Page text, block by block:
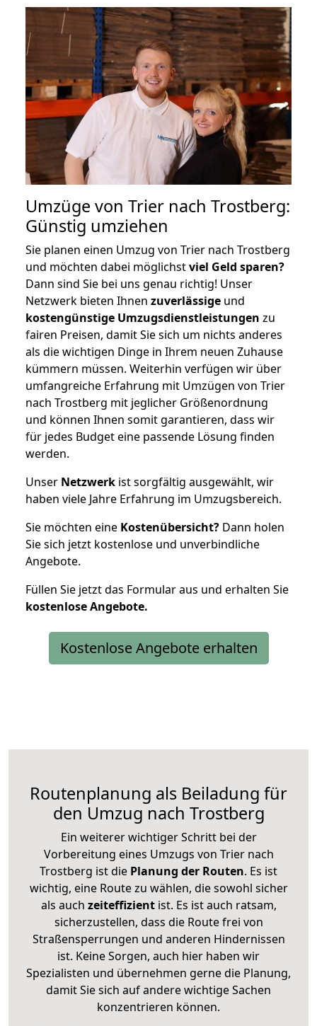
Umzüge von Trier nach Trostberg:
Günstig umziehen
Sie planen einen Umzug von Trier nach Trostberg
und möchten dabei möglichstviel Geld sparen?
Dann sind Sie bei uns genau richtig! Unser
Netzwerk bieten Ihnen zuverlässige und
kostengünstige Umzugsdienstleistungen zu
fairen Preisen, damit Sie sich um nichts anderes
als die wichtigen Dinge in Ihrem neuen Zuhause
kümmern müssen. Weiterhin verfügen wir über
umfangreiche Erfahrung mit Umzügen von Trier
nach Trostberg mit jeglicher Größenordnung
und können Ihnen somit garantieren, dass wir
für jedes Budget eine passende Lösung finden
werden.
Unser Netzwerk ist sorgfältig ausgewählt, wir
haben viele Jahre Erfahrung im Umzugsbereich.
Sie möchten eine Kostenübersicht? Dann holen
Sie sich jetzt kostenlose und unverbindliche
Angebote.
Füllen Sie jetzt das Formular aus und erhalten Sie
kostenloseAngebote.
Kostenlose Angebote erhalten
Routenplanung als Beiladung für
den Umzug nach Trostberg
Ein weiterer wichtiger Schritt bei der
Vorbereitung eines Umzugs von Trier nach
Trostberg ist die Planung der Routen. Es ist
wichtig, eine Route zu wählen, die sowohl sicher
als auch zeiteffizientist. Es ist auch ratsam,
sicherzustellen, dass die Route frei von
Straßensperrungen und anderen Hindernissen
ist. Keine Sorgen, auch hier haben wir
Spezialisten und übernehmen gerne die Planung,
damit Sie sich auf andere wichtige Sachen
konzentrieren können.